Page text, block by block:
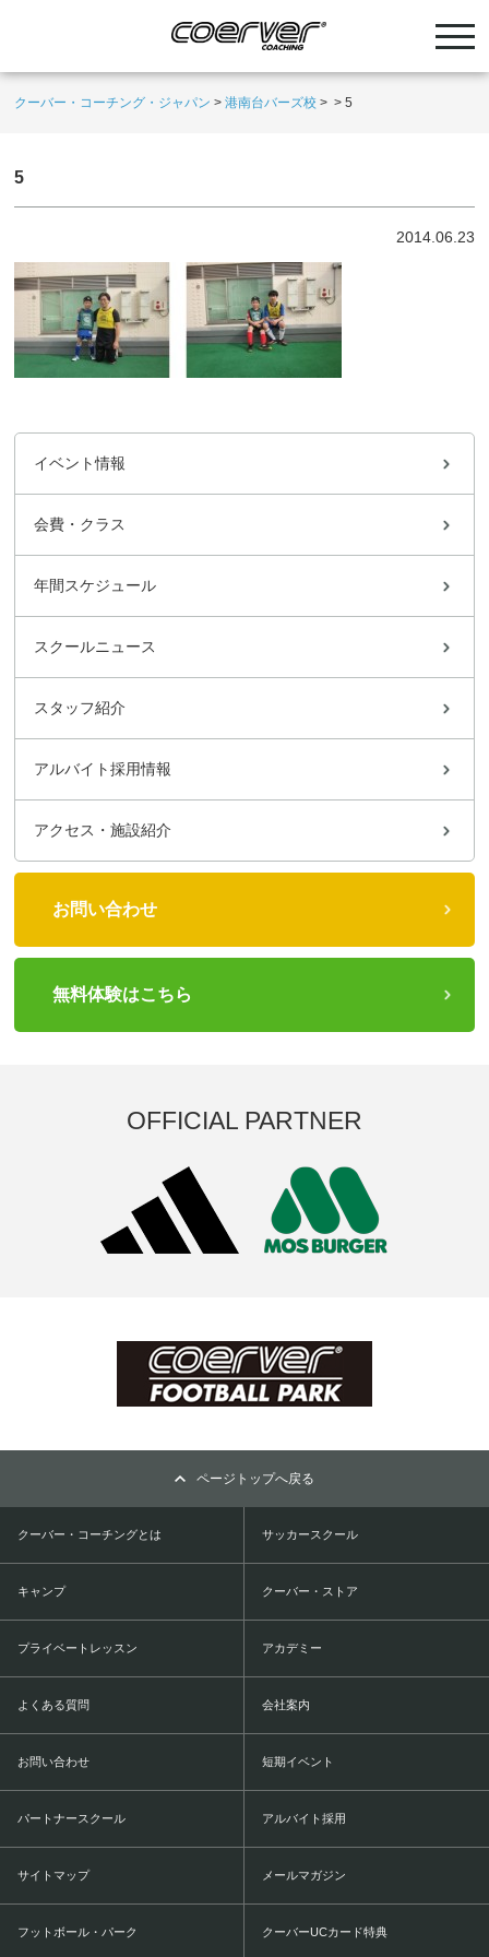
クーバー・コーチング・ジャパン >港南台バーズ校 > >5
5
2014.06.23
イベント情報
会費・クラス
年間スケジュール
スクールニュース
スタッフ紹介
アルバイト採用情報
アクセス・施設紹介
お問い合わせ
無料体験はこちら
OFFICIAL PARTNER
ページトップへ戻る
クーバー・コーチングとは サッカースクール
キャンプ クーバー・ストア
プライベートレッスン アカデミー
よくある質問 会社案内
お問い合わせ 短期イベント
パートナースクール アルバイト採用
サイトマップ メールマガジン
フットボール・パーク クーバーUCカード特典